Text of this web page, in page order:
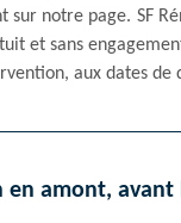
notre page. SF
et sans
aux dates de
en amont,